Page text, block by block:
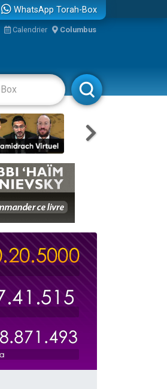
WhatsApp Torah-Box
Calendrier Columbus
Rabbanim